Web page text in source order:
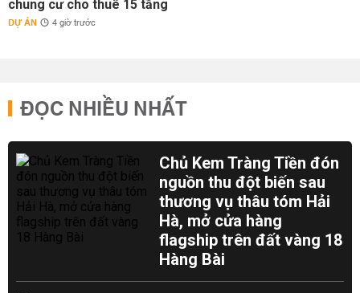
chung cư cho thuê 15 tầng
DỰ ÁN 4 giờ trước
ĐỌC NHIỀU NHẤT
Chủ Kem Tràng Tiền đón
nguồn thu đột biến sau
thương vụ thâu tóm Hải
Hà, mở cửa hàng
flagship trên đất vàng 18
Hàng Bài